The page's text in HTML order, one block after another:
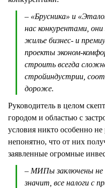
– «Брусника» и
нас конкурентами,
жилье бизнес- и
проекты эконом-
строить всегда
стройиндустрии,
дороже.
Руководитель в целом
городом и областью с
условия никто особенно
непонятно, что от них
заявленные огромные
– МИПы заключены не
значит, все налоги с